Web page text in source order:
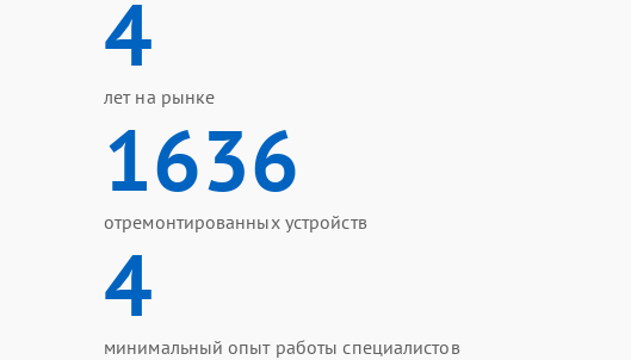
4
лет на рынке
1636
отремонтированных устройств
4
минимальный опыт работы специалистов